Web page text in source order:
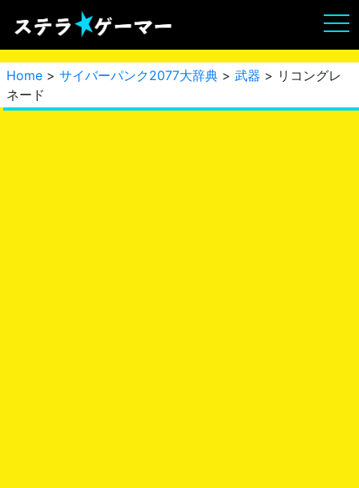
Home > サイバーパンク2077大辞典 > 武器 > リコングレ
ネード